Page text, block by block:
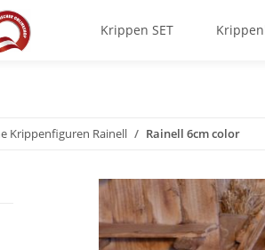
Krippen SET
Krippenfiguren Rainell Rainell 6cm color